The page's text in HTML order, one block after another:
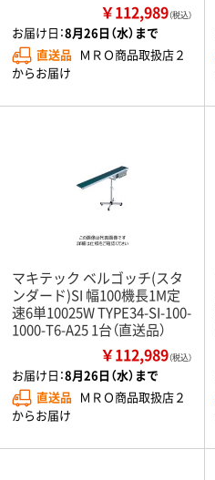
￥112,989（税込）
お届け日：8月26日（水）まで
直送品 ＭＲＯ商品取扱店２
からお届け
マキテック ベルゴッチ(スタ
ンダード)SI 幅100機長1M定
速6単10025W TYPE34-SI-100-
1000-T6-A25 1台（直送品）
￥112,989（税込）
お届け日：8月26日（水）まで
直送品 ＭＲＯ商品取扱店２
からお届け